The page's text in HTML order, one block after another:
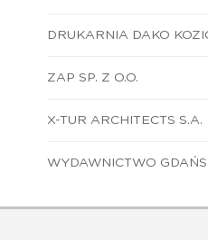
DRUKARNIA DAKO
ZAP SP. Z O.O.
X-TUR ARCHITECTS S.A.
WYDAWNICTWO